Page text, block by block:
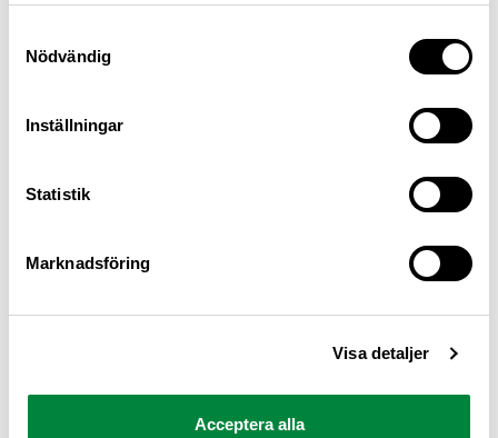
Nödvändig
Inställningar
Statistik
Marknadsföring
Visa detaljer
Acceptera alla
M Sverige är Sveriges största konsumentorganisation
för bilister och andra trafikanter
Ansvarig utgivare: Heléne Lilja
Pressrum
Om oss